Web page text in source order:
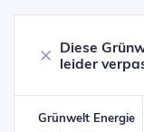
Diese
leider
Grünwelt Energie